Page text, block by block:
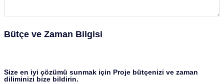
Bütçe ve Zaman Bilgisi
Size en iyi çözümü sunmak için Proje bütçenizi ve zaman
diliminizi bize bildirin.